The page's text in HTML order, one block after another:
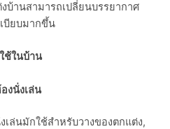
บ้านสามารถเปลี่ยนบรรยากาศ
บียบมากขึ้น
ช้ในบ้าน
งนั่งเล่น
เล่นมักใช้สำหรับวางของตกแต่ง,